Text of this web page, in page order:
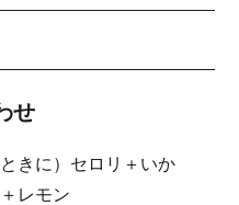
せ
きに）セロリ＋いか
レモン